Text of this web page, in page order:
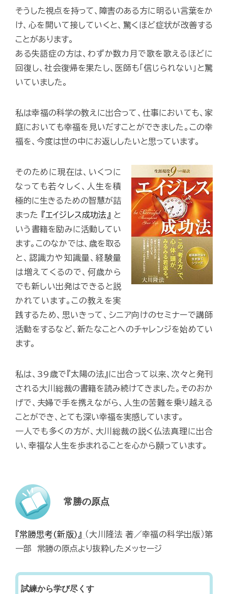
そうした視点を持って、障害のある方に明るい言葉をか
け、心を開いて接していくと、驚くほど症状が改善する
ことがあります。
ある失語症の方は、わずか数カ月で歌を歌えるほどに
回復し、社会復帰を果たし、医師も「信じられない」と驚
いていました。
私は幸福の科学の教えに出合って、仕事においても、家
庭においても幸福を見いだすことができました。この幸
福を、今度は世の中にお返ししたいと思っています。
そのために現在は、いくつに
なっても若々しく、人生を積
極的に生きるための智慧が詰
まった
『エイジレス成功法』 と
いう書籍を励みに活動してい
ます。このなかでは、歳を取る
と、認識力や知識量、経験量
は増えてくるので、何歳から
でも新しい出発はできると説
かれています。この教えを実
践するため、思いきって、シニア向けのセミナーで講師
活動をするなど、新たなことへのチャレンジを始めてい
ます。
私は、39歳で『太陽の法』に出合って以来、次々と発刊
される大川総裁の書籍を読み続けてきました。そのおか
げで、夫婦で手を携えながら、人生の苦難を乗り越える
ことができ、とても深い幸福を実感しています。
一人でも多くの方が、大川総裁の説く仏法真理に出合
い、幸福な人生を歩まれることを心から願っています。
常勝の原点
『常勝思考(新版)』 （大川隆法 著／幸福の科学出版）第
一部 常勝の原点より抜粋したメッセージ
試練から学び尽くす